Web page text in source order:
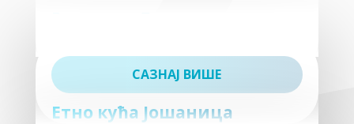
САЗНАЈ ВИШЕ
Етно кућа Јошаница